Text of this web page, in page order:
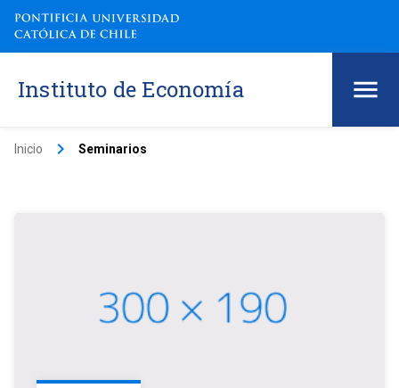
Instituto de Economía
Inicio keyboard_arrow_right Seminarios